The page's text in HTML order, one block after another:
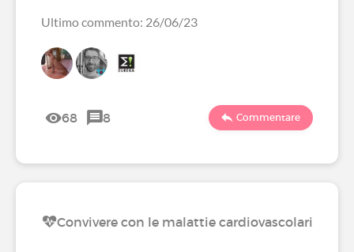
Ultimo commento: 26/06/23
68 8 Commentare
Convivere con le malattie cardiovascolari